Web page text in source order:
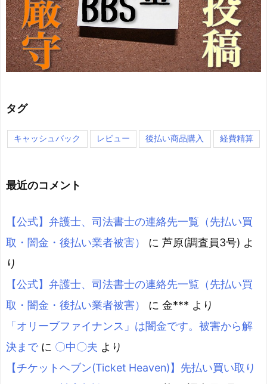
タグ
キャッシュバック レビュー 後払い商品購入 経費精算
最近のコメント
【公式】弁護士、司法書士の連絡先一覧（先払い買
取・闇金・後払い業者被害）
に 芦原(調査員3号) よ
り
【公式】弁護士、司法書士の連絡先一覧（先払い買
取・闇金・後払い業者被害）
に 金*** より
「オリーブファイナンス」は闇金です。被害から解
決までに 〇中〇夫 より
【チケットヘブン(Ticket Heaven)】先払い買い取り